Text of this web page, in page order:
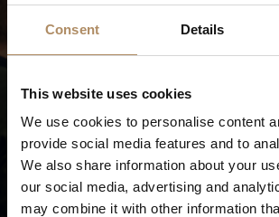
Consent Details
This website uses cookies
We use cookies to personalise content
provide social media features and to
We also share information about your
our social media, advertising and
may combine it with other information